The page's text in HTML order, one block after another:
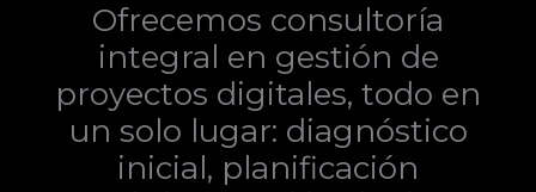
Ofrecemos consultoría
integral en gestión de
proyectos digitales, todo en
un solo lugar: diagnóstico
inicial, planificación